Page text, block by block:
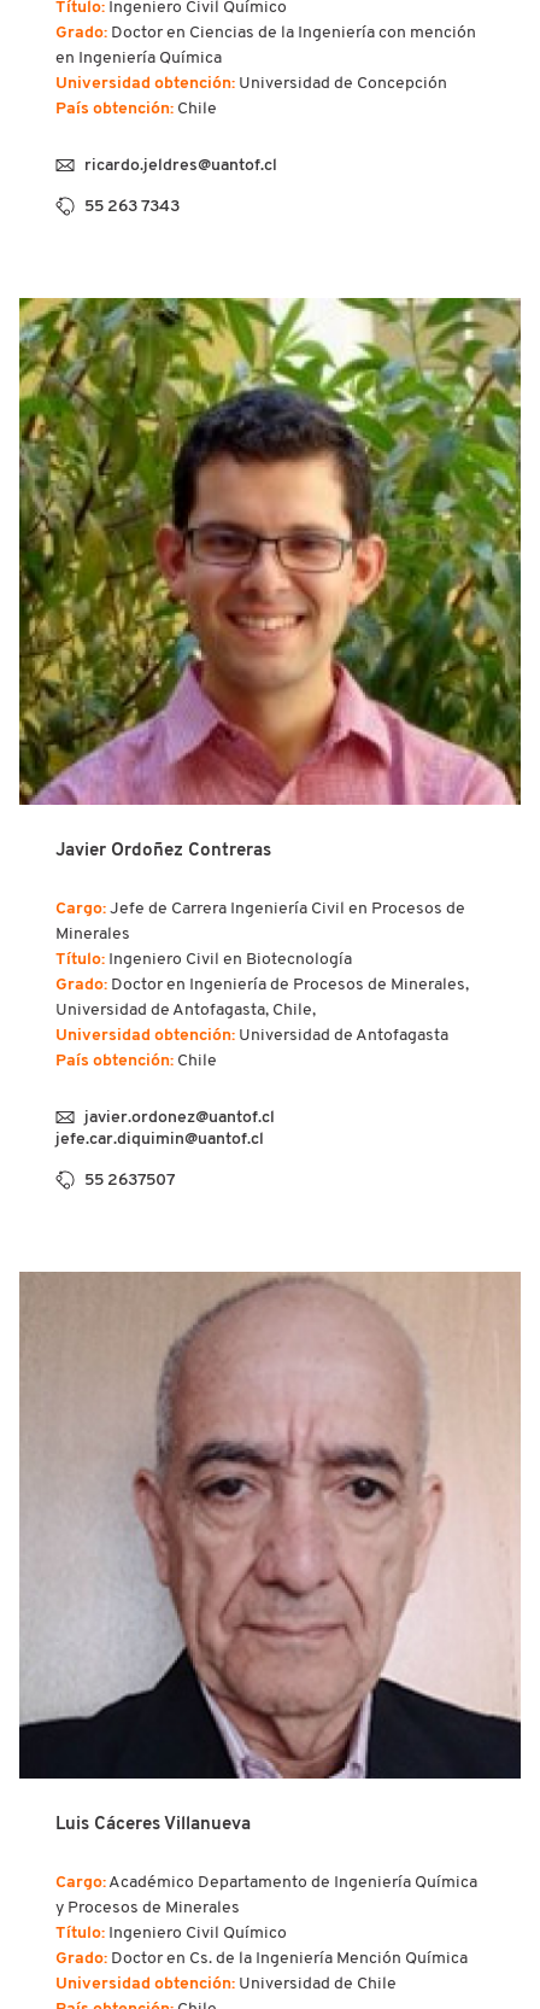
Título: Ingeniero Civil Químico
Grado: Doctor en Ciencias de la Ingeniería con mención
en Ingeniería Química
Universidad obtención: Universidad de Concepción
País obtención: Chile
ricardo.jeldres@uantof.cl
55 263 7343
Javier Ordoñez Contreras
Cargo: Jefe de Carrera Ingeniería Civil en Procesos de
Minerales
Título: Ingeniero Civil en Biotecnología
Grado: Doctor en Ingeniería de Procesos de Minerales,
Universidad de Antofagasta, Chile,
Universidad obtención: Universidad de Antofagasta
País obtención: Chile
javier.ordonez@uantof.cl
jefe.car.diquimin@uantof.cl
55 2637507
Luis Cáceres Villanueva
Cargo: Académico Departamento de Ingeniería Química
y Procesos de Minerales
Título: Ingeniero Civil Químico
Grado: Doctor en Cs. de la Ingeniería Mención Química
Universidad obtención: Universidad de Chile